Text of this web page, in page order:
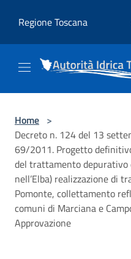
Regione Toscana
Home >
Decreto n. 124 del 13
69/2011. Progetto
del trattamento depurativo
nell’Elba) realizzazione di
Pomonte, collettamento
comuni di Marciana e
Approvazione